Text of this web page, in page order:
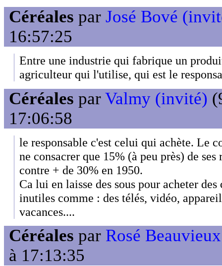
Céréales par José Bové
16:57:25
Entre une industrie qui fabrique un
agriculteur qui l'utilise, qui est le
Céréales par Valmy (invité)
17:06:58
le responsable c'est celui qui achète. Le
ne consacrer que 15% (à peu près) de
contre + de 30% en 1950.
Ca lui en laisse des sous pour acheter
inutiles comme : des télés, vidéo,
vacances....
Céréales par Rosé
à 17:13:35